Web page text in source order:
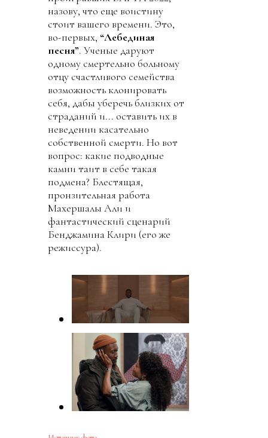
назову, что еще воистину
стоит вашего времени. Это,
во-первых, “Лебединая
песня”. Ученые даруют
одному смертельно больному
отцу счастливого семейства
возможность клонировать
себя, дабы уберечь близких от
страданий и... оставить их в
неведении касательно
собственной смерти. Но вот
вопрос: какие подводные
камни таит в себе такая
подмена? Блестящая,
пронзительная работа
Махершалы Али и
фантастический сценарий
Бенджамина Клири (его же
режиссура).